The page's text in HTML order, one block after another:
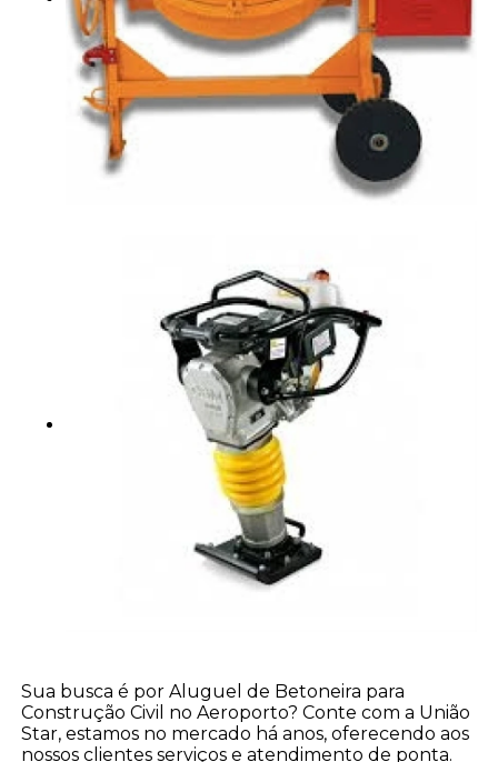
Sua busca é por Aluguel de Betoneira para
Construção Civil no Aeroporto? Conte com a União
Star, estamos no mercado há anos, oferecendo aos
nossos clientes serviços e atendimento de ponta.